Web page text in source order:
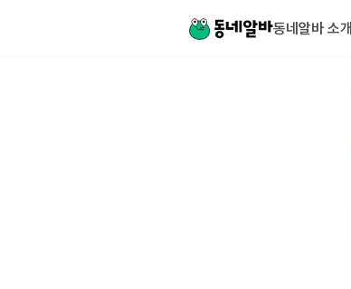
동네알바 소개